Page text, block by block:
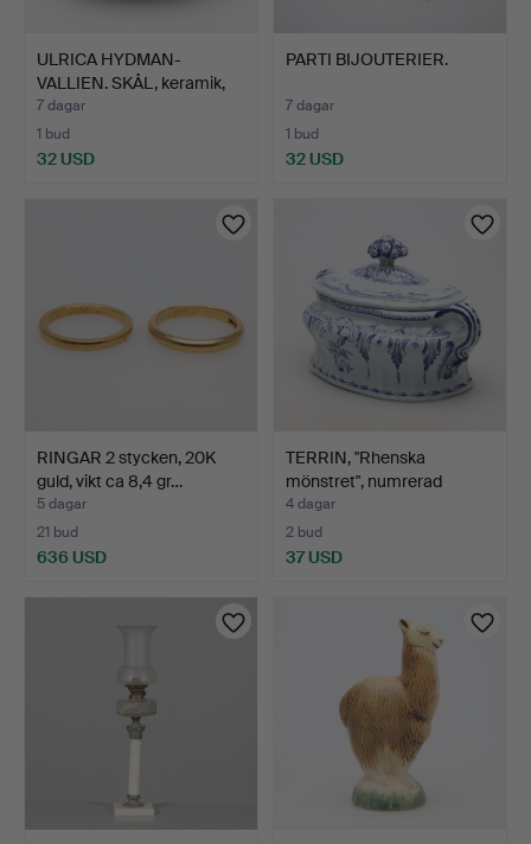
ULRICA HYDMAN-
VALLIEN. SKÅL, keramik,
Rörs…
7 dagar
1 bud
32 USD
PARTI BIJOUTERIER.
7 dagar
1 bud
32 USD
RINGAR 2 stycken, 20K
guld, vikt ca 8,4 gr…
5 dagar
21 bud
636 USD
TERRIN, "Rhenska
mönstret", numrerad
732/1…
4 dagar
2 bud
37 USD